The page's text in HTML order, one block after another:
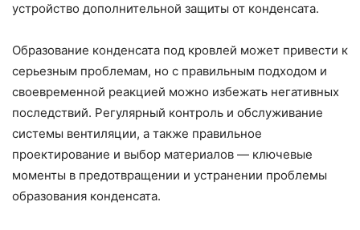
устройство дополнительной защиты от конденсата.
Образование конденсата под кровлей может привести к
серьезным проблемам, но с правильным подходом и
своевременной реакцией можно избежать негативных
последствий. Регулярный контроль и обслуживание
системы вентиляции, а также правильное
проектирование и выбор материалов — ключевые
моменты в предотвращении и устранении проблемы
образования конденсата.